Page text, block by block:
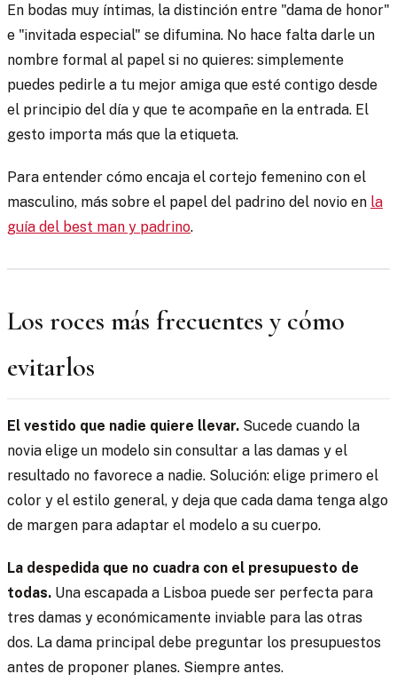
En bodas muy íntimas, la distinción entre "dama de honor"
e "invitada especial" se difumina. No hace falta darle un
nombre formal al papel si no quieres: simplemente
puedes pedirle a tu mejor amiga que esté contigo desde
el principio del día y que te acompañe en la entrada. El
gesto importa más que la etiqueta.
Para entender cómo encaja el cortejo femenino con el
masculino, más sobre el papel del padrino del novio en la
guía del best man y padrino.
Los roces más frecuentes y cómo
evitarlos
El vestido que nadie quiere llevar. Sucede cuando la
novia elige un modelo sin consultar a las damas y el
resultado no favorece a nadie. Solución: elige primero el
color y el estilo general, y deja que cada dama tenga algo
de margen para adaptar el modelo a su cuerpo.
La despedida que no cuadra con el presupuesto de
todas. Una escapada a Lisboa puede ser perfecta para
tres damas y económicamente inviable para las otras
dos. La dama principal debe preguntar los presupuestos
antes de proponer planes. Siempre antes.